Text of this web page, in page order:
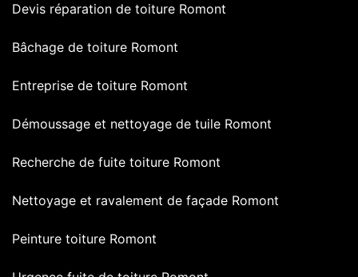
Devis réparation de toiture Romont
Bâchage de toiture Romont
Entreprise de toiture Romont
Démoussage et nettoyage de tuile Romont
Recherche de fuite toiture Romont
Nettoyage et ravalement de façade Romont
Peinture toiture Romont